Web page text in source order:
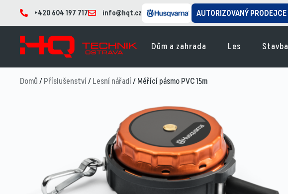
+420 604 197 717 info@hqt.cz AUTORIZOVANÝ PRODEJCE
Dům a zahrada Les Stavba
Domů/Příslušenství/Lesní nářadí/ Měřící pásmo PVC 15m